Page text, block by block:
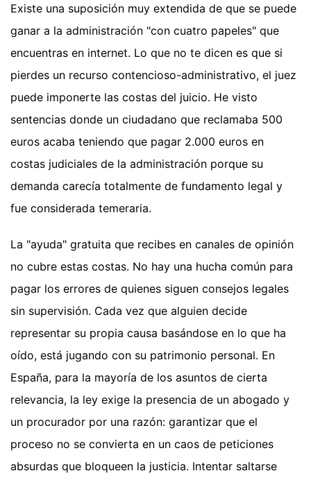
Existe una suposición muy extendida de que se puede
ganar a la administración "con cuatro papeles" que
encuentras en internet. Lo que no te dicen es que si
pierdes un recurso contencioso-administrativo, el juez
puede imponerte las costas del juicio. He visto
sentencias donde un ciudadano que reclamaba 500
euros acaba teniendo que pagar 2.000 euros en
costas judiciales de la administración porque su
demanda carecía totalmente de fundamento legal y
fue considerada temeraria.
La "ayuda" gratuita que recibes en canales de opinión
no cubre estas costas. No hay una hucha común para
pagar los errores de quienes siguen consejos legales
sin supervisión. Cada vez que alguien decide
representar su propia causa basándose en lo que ha
oído, está jugando con su patrimonio personal. En
España, para la mayoría de los asuntos de cierta
relevancia, la ley exige la presencia de un abogado y
un procurador por una razón: garantizar que el
proceso no se convierta en un caos de peticiones
absurdas que bloqueen la justicia. Intentar saltarse